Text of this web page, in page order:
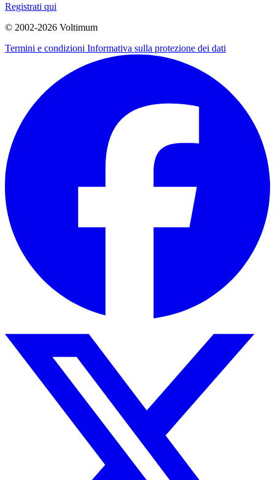
Registrati qui
© 2002-2026 Voltimum
Termini e condizioni Informativa sulla protezione dei dati